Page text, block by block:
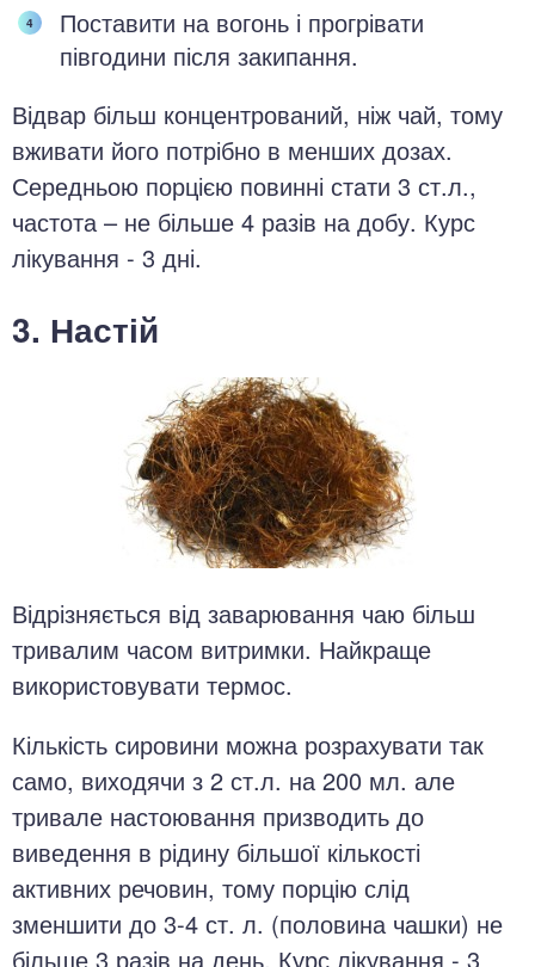
Поставити на вогонь і прогрівати
півгодини після закипання.
Відвар більш концентрований, ніж чай, тому
вживати його потрібно в менших дозах.
Середньою порцією повинні стати 3 ст.л.,
частота – не більше 4 разів на добу. Курс
лікування - 3 дні.
3. Настій
Відрізняється від заварювання чаю більш
тривалим часом витримки. Найкраще
використовувати термос.
Кількість сировини можна розрахувати так
само, виходячи з 2 ст.л. на 200 мл. але
тривале настоювання призводить до
виведення в рідину більшої кількості
активних речовин, тому порцію слід
зменшити до 3-4 ст. л. (половина чашки) не
більше 3 разів на день. Курс лікування - 3